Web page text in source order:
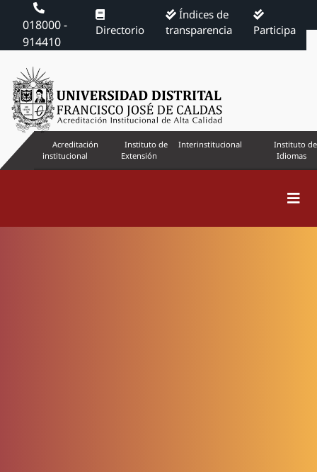
018000 -
914410
Directorio
Índices de
transparencia
Participa
Acreditación
institucional
Instituto de
Extensión
Interinstitucional
Instituto de
Idiomas